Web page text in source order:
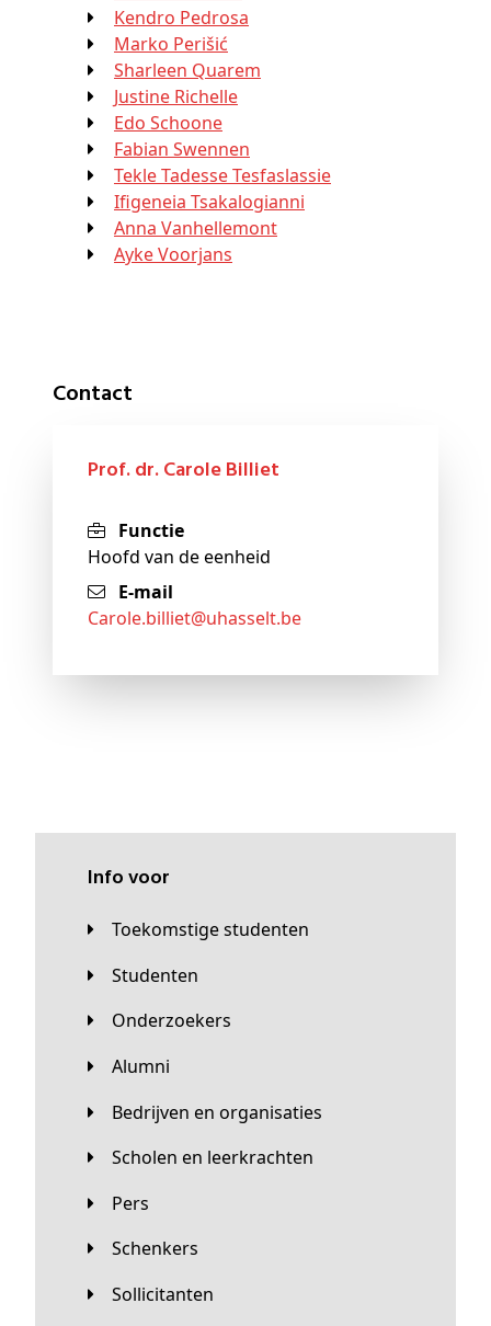
Kendro Pedrosa
Marko Perišić
Sharleen Quarem
Justine Richelle
Edo Schoone
Fabian Swennen
Tekle Tadesse Tesfaslassie
Ifigeneia Tsakalogianni
Anna Vanhellemont
Ayke Voorjans
Contact
Prof. dr. Carole Billiet
Functie
Hoofd van de eenheid
E-mail
carole.billiet@uhasselt.be
Info voor
Toekomstige studenten
Studenten
Onderzoekers
Alumni
Bedrijven en organisaties
Scholen en leerkrachten
Pers
Schenkers
Sollicitanten